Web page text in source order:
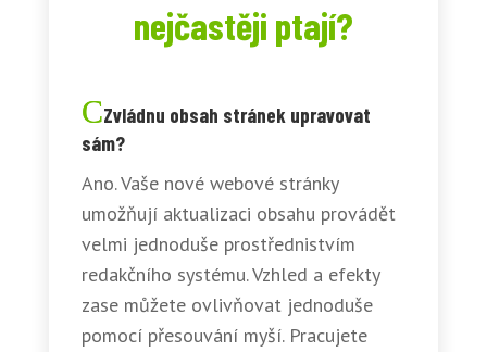
nejčastěji ptají?
Zvládnu obsah stránek upravovat
sám?
Ano. Vaše nové webové stránky
umožňují aktualizaci obsahu provádět
velmi jednoduše prostřednistvím
redakčního systému. Vzhled a efekty
zase můžete ovlivňovat jednoduše
pomocí přesouvání myší. Pracujete